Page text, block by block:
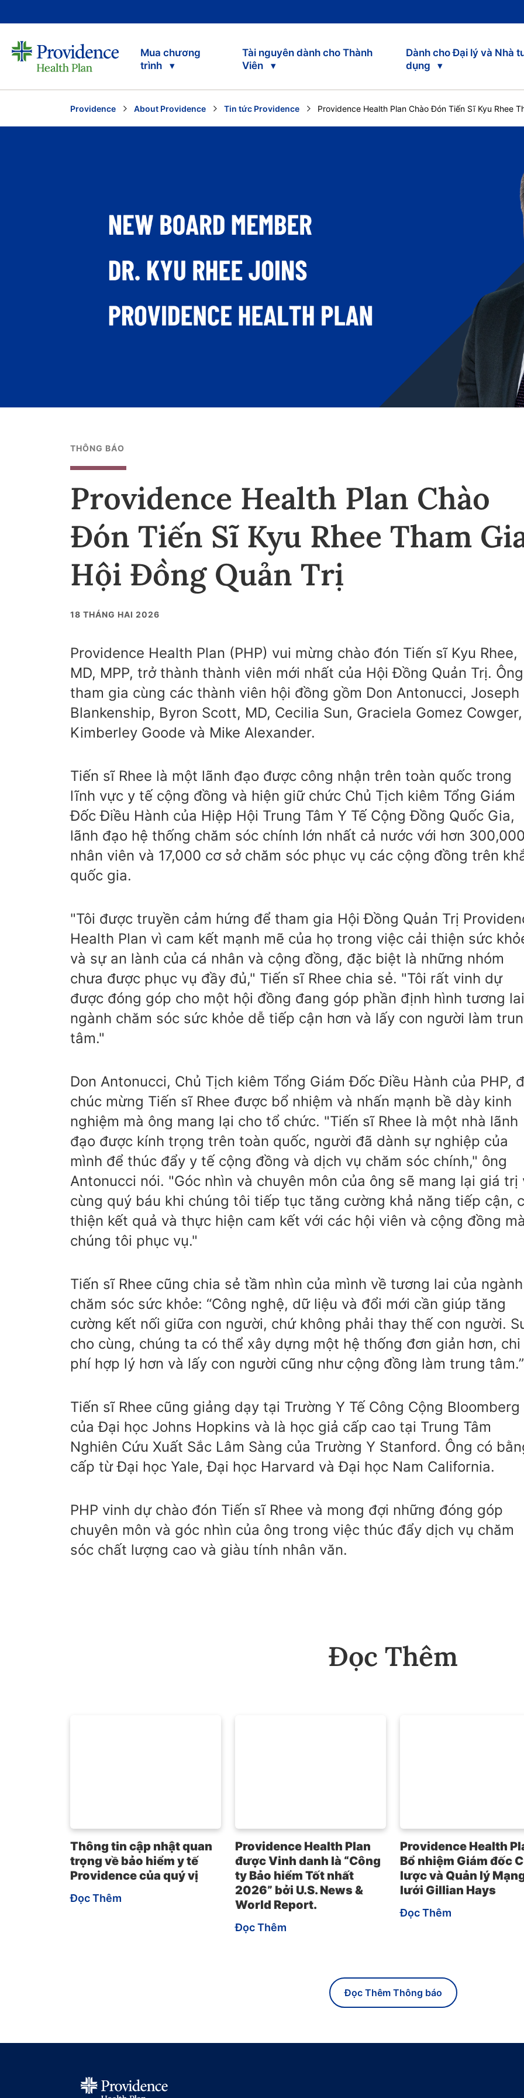
Mua chương
trình
Tài nguyên dành cho Thành
Viên
Dành cho Đại lý và Nhà
dụng
Providence About Providence Tin tức Providence Current:
Providence Health Plan Chào Đón Tiến Sĩ Kyu Rhee
THÔNG BÁO
Providence Health Plan Chào
Đón Tiến Sĩ Kyu Rhee Tham
Hội Đồng Quản Trị
18 THÁNG HAI 2026
Providence Health Plan (PHP) vui mừng chào đón Tiến sĩ Kyu Rhee,
MD, MPP, trở thành thành viên mới nhất của Hội Đồng Quản Trị. Ông
tham gia cùng các thành viên hội đồng gồm Don Antonucci, Joseph
Blankenship, Byron Scott, MD, Cecilia Sun, Graciela Gomez Cowger,
Kimberley Goode và Mike Alexander.
Tiến sĩ Rhee là một lãnh đạo được công nhận trên toàn quốc trong
lĩnh vực y tế cộng đồng và hiện giữ chức Chủ Tịch kiêm Tổng Giám
Đốc Điều Hành của Hiệp Hội Trung Tâm Y Tế Cộng Đồng Quốc Gia,
lãnh đạo hệ thống chăm sóc chính lớn nhất cả nước với hơn
nhân viên và 17,000 cơ sở chăm sóc phục vụ các cộng đồng trên
quốc gia.
"Tôi được truyền cảm hứng để tham gia Hội Đồng Quản Trị
Health Plan vì cam kết mạnh mẽ của họ trong việc cải thiện sức
và sự an lành của cá nhân và cộng đồng, đặc biệt là những nhóm
chưa được phục vụ đầy đủ," Tiến sĩ Rhee chia sẻ. "Tôi rất vinh dự
được đóng góp cho một hội đồng đang góp phần định hình tương lai
ngành chăm sóc sức khỏe dễ tiếp cận hơn và lấy con người làm
tâm."
Don Antonucci, Chủ Tịch kiêm Tổng Giám Đốc Điều Hành của PHP,
chúc mừng Tiến sĩ Rhee được bổ nhiệm và nhấn mạnh bề dày kinh
nghiệm mà ông mang lại cho tổ chức. "Tiến sĩ Rhee là một nhà lãnh
đạo được kính trọng trên toàn quốc, người đã dành sự nghiệp của
mình để thúc đẩy y tế cộng đồng và dịch vụ chăm sóc chính," ông
Antonucci nói. "Góc nhìn và chuyên môn của ông sẽ mang lại giá trị
cùng quý báu khi chúng tôi tiếp tục tăng cường khả năng tiếp cận,
thiện kết quả và thực hiện cam kết với các hội viên và cộng đồng
chúng tôi phục vụ."
Tiến sĩ Rhee cũng chia sẻ tầm nhìn của mình về tương lai của ngành
chăm sóc sức khỏe: “Công nghệ, dữ liệu và đổi mới cần giúp tăng
cường kết nối giữa con người, chứ không phải thay thế con người.
cho cùng, chúng ta có thể xây dựng một hệ thống đơn giản hơn, chi
phí hợp lý hơn và lấy con người cũng như cộng đồng làm trung tâm.”
Tiến sĩ Rhee cũng giảng dạy tại Trường Y Tế Công Cộng Bloomberg
của Đại học Johns Hopkins và là học giả cấp cao tại Trung Tâm
Nghiên Cứu Xuất Sắc Lâm Sàng của Trường Y Stanford. Ông có
cấp từ Đại học Yale, Đại học Harvard và Đại học Nam California.
PHP vinh dự chào đón Tiến sĩ Rhee và mong đợi những đóng góp
chuyên môn và góc nhìn của ông trong việc thúc đẩy dịch vụ chăm
sóc chất lượng cao và giàu tính nhân văn.
Đọc Thêm
Thông tin cập nhật quan
trọng về bảo hiểm y tế
Providence của quý vị
Đọc Thêm
Providence Health Plan
được Vinh danh là “Công
ty Bảo hiểm Tốt nhất
2026” bởi U.S. News &
World Report.
Đọc Thêm
Providence Health
Bổ nhiệm Giám đốc
lược và Quản lý
lưới Gillian Hays
Đọc Thêm
Đọc Thêm Thông báo